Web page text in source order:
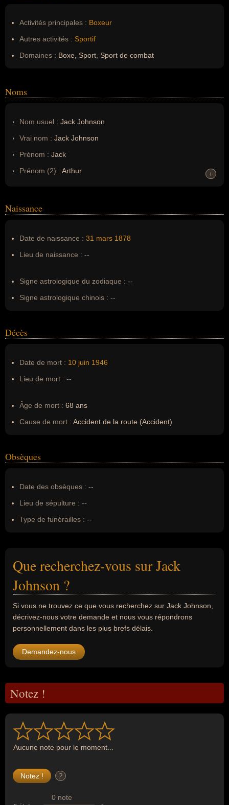
Activités principales : Boxeur
Autres activités : Sportif
Domaines : Boxe, Sport, Sport de combat
Noms
Nom usuel : Jack Johnson
Vrai nom : Jack Johnson
Prénom : Jack
Prénom (2) : Arthur
Erreurs d'écriture : --
+
+
Naissance
Date de naissance : 31 mars 1878
Lieu de naissance : --
Signe astrologique du zodiaque : --
Signe astrologique chinois : --
Décès
Date de mort : 10 juin 1946
Lieu de mort : --
Âge de mort : 68 ans
Cause de mort : Accident de la route (Accident)
Obsèques
Date des obsèques : --
Lieu de sépulture : --
Type de funérailles : --
Que recherchez-vous sur Jack
Johnson ?
Si vous ne trouvez ce que vous recherchez sur Jack Johnson,
décrivez-nous votre demande et nous vous répondrons
personnellement dans les plus brefs délais.
Demandez-nous
Notez !
Aucune note pour le moment...
?
0 note